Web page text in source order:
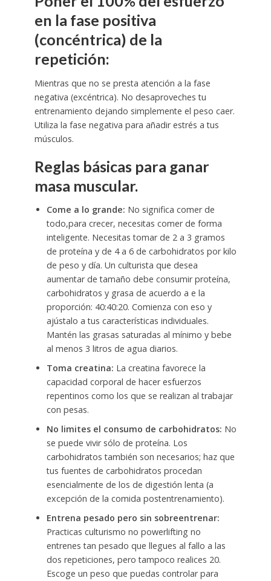
en la fase positiva
(concéntrica) de la
repetición:
Mientras que no se presta atención a la fase
negativa (excéntrica). No desaproveches tu
entrenamiento dejando simplemente el peso caer.
Utiliza la fase negativa para añadir estrés a tus
músculos.
Reglas básicas para ganar
masa muscular.
Come a lo grande: No significa comer de
todo,para crecer, necesitas comer de forma
inteligente. Necesitas tomar de 2 a 3 gramos
de proteína y de 4 a 6 de carbohidratos por kilo
de peso y día. Un culturista que desea
aumentar de tamaño debe consumir proteína,
carbohidratos y grasa de acuerdo a e la
proporción: 40:40:20. Comienza con eso y
ajústalo a tus características individuales.
Mantén las grasas saturadas al mínimo y bebe
al menos 3 litros de agua diarios.
Toma creatina: La creatina favorece la
capacidad corporal de hacer esfuerzos
repentinos como los que se realizan al trabajar
con pesas.
No limites el consumo de carbohidratos: No
se puede vivir sólo de proteína. Los
carbohidratos también son necesarios; haz que
tus fuentes de carbohidratos procedan
esencialmente de los de digestión lenta (a
excepción de la comida postentrenamiento).
Entrena pesado pero sin sobreentrenar:
Practicas culturismo no powerlifting no
entrenes tan pesado que llegues al fallo a las
dos repeticiones, pero tampoco realices 20.
Escoge un peso que puedas controlar para